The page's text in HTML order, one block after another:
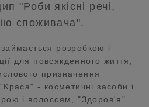
"Роби якicнi речі,
споживача".
розробкою і
для повсякденного життя,
призначення
- косметичні засоби і
і волоссям, "Здоров'я"